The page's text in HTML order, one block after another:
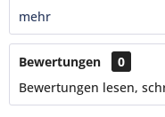
mehr
Bewertungen
0
Bewertungen lesen,